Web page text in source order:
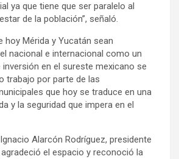
ya que tiene que ser paralelo al
de la población”, señaló.
hoy Mérida y Yucatán sean
nacional e internacional como un
en el sureste mexicano se
trabajo por parte de las
que hoy se traduce en una
y la seguridad que impera en el
Alarcón Rodríguez, presidente
agradeció el espacio y reconoció la